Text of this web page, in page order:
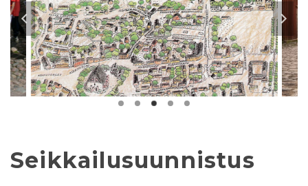
Seikkailusuunnistus